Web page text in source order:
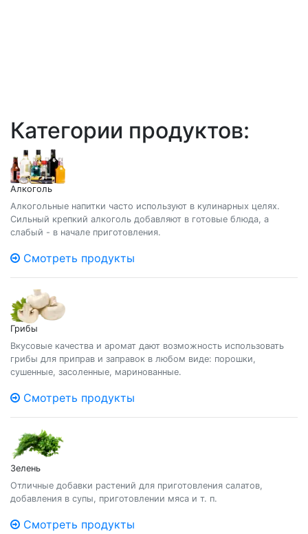
Категории продуктов:
Алкоголь
Алкогольные напитки часто используют в кулинарных целях.
Сильный крепкий алкоголь добавляют в готовые блюда, а
слабый - в начале приготовления.
Смотреть продукты
Грибы
Вкусовые качества и аромат дают возможность использовать
грибы для приправ и заправок в любом виде: порошки,
сушенные, засоленные, маринованные.
Смотреть продукты
Зелень
Отличные добавки растений для приготовления салатов,
добавления в супы, приготовлении мяса и т. п.
Смотреть продукты